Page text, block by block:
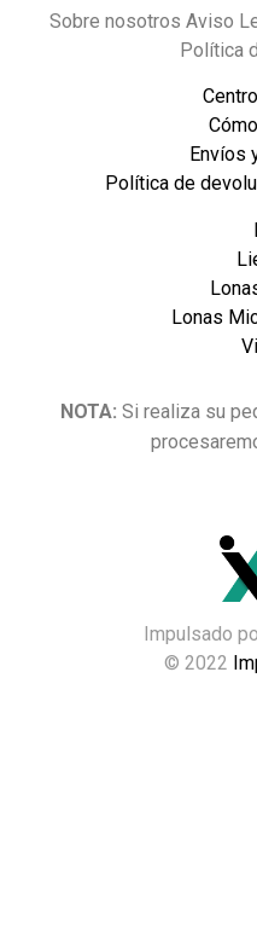
Sobre nosotros Aviso
Política
Envíos
Política de
Lonas
NOTA: Si realiza su
© 2022
Impulsado